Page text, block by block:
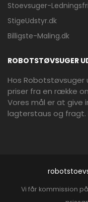
Stoevsuger-
StigeUdstyr.dk
Billigste-Maling.dk
ROBOTSTØVSUGER
Hos Robotstøvsuger
priser fra en række
Vores mål er at give
lagterstaus og fragt.
Vi får kommission